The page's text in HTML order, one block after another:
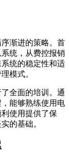
渐进的策略。首
统，从费控报销
统的稳定性和适
模式。
全面的培训。通
能够熟练使用电
使用提供了保
的基础。